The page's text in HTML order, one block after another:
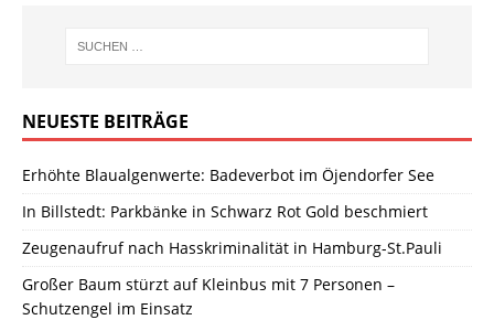
NEUESTE BEITRÄGE
Erhöhte Blaualgenwerte: Badeverbot im Öjendorfer See
In Billstedt: Parkbänke in Schwarz Rot Gold beschmiert
Zeugenaufruf nach Hasskriminalität in Hamburg-St.Pauli
Großer Baum stürzt auf Kleinbus mit 7 Personen –
Schutzengel im Einsatz